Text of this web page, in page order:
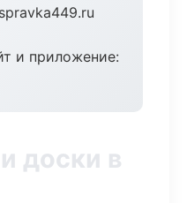
и приложение:
доски в